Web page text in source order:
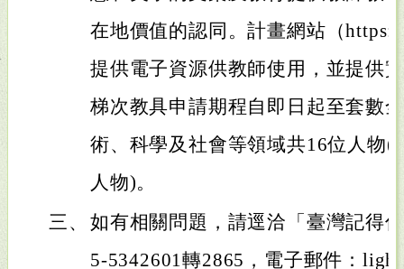
在地價值的認同。計畫網站（
提供電子資源供教師使用，並提供
梯次教具申請期程自即日起至套數
術、科學及社會等領域共16位人物(
人物)。
三、 如有相關問題，請逕洽「臺灣記得
5-5342601轉2865，電子郵件：